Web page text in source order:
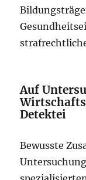
Auf
Detektei
Bewusste